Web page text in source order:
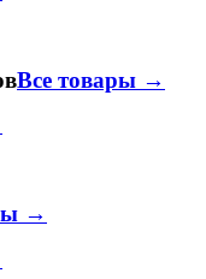
Все товары →
→